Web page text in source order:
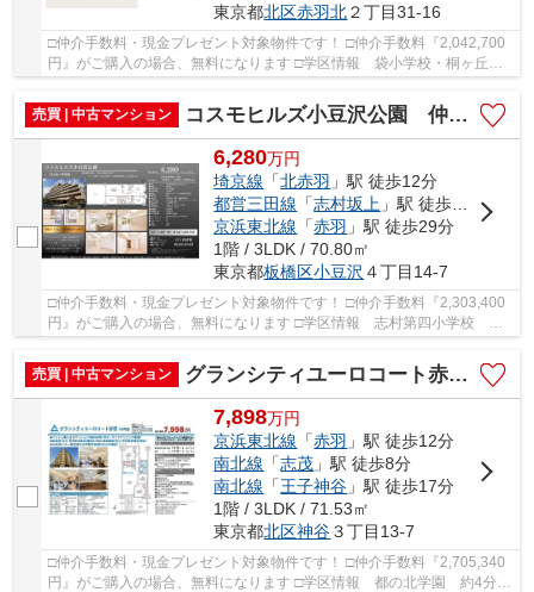
東京都北区赤羽北２丁目31-16
□仲介手数料・現金プレゼント対象物件です！ □仲介手数料『2,042,700
円』がご購入の場合、無料になります □学区情報 袋小学校・桐ヶ丘中
売買 | 中古マンション
コスモヒルズ小豆沢公園 仲介手数料無料＋40万円現金プレゼント中
6,280万円
埼京線 「北赤羽 」駅 徒歩12分
都営三田線 「志村坂上 」駅 徒歩12分
京浜東北線 「赤羽 」駅 徒歩29分
1階 / 3LDK / 70.80㎡
東京都板橋区小豆沢 ４丁目14-7
□仲介手数料・現金プレゼント対象物件です！ □仲介手数料『2,303,400
円』がご購入の場合、無料になります □学区情報 志村第四小学校 約1
分 □最寄駅 JR埼京線 北赤羽駅 徒歩約12分...
売買 | 中古マンション
グランシティユーロコート赤羽 仲介手数料無料＋40万円現金プレゼント中
7,898万円
京浜東北線 「赤羽 」駅 徒歩12分
南北線 「志茂 」駅 徒歩8分
南北線 「王子神谷 」駅 徒歩17分
1階 / 3LDK / 71.53㎡
東京都北区神谷３丁目13-7
□仲介手数料・現金プレゼント対象物件です！ □仲介手数料『2,705,340
円』がご購入の場合、無料になります □学区情報 都の北学園 約4分 □